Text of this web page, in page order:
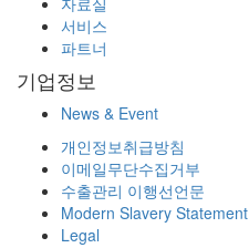
서비스
파트너
기업정보
News & Event
개인정보취급방침
이메일무단수집거부
수출관리 이행선언문
Modern Slavery Statement
Legal